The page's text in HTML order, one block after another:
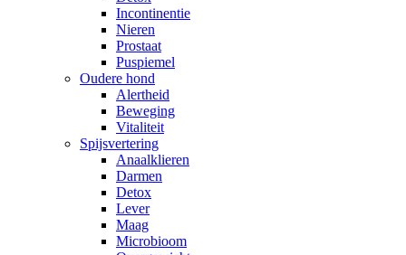
Incontinentie
Nieren
Prostaat
Puspiemel
Oudere hond
Alertheid
Beweging
Vitaliteit
Spijsvertering
Anaalklieren
Darmen
Detox
Lever
Maag
Microbioom